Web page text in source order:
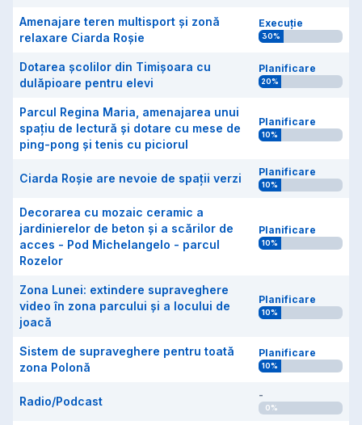
Amenajare teren multisport și zonă
relaxare Ciarda Roșie
Execuție
30%
Dotarea școlilor din Timișoara cu
dulăpioare pentru elevi
Planificare
20%
Parcul Regina Maria, amenajarea unui
spațiu de lectură și dotare cu mese de
ping-pong și tenis cu piciorul
Planificare
10%
Ciarda Roșie are nevoie de spații verzi Planificare
10%
Decorarea cu mozaic ceramic a
jardinierelor de beton și a scărilor de
acces - Pod Michelangelo - parcul
Rozelor
Planificare
10%
Zona Lunei: extindere supraveghere
video în zona parcului și a locului de
joacă
Planificare
10%
Sistem de supraveghere pentru toată
zona Polonă
Planificare
10%
Radio/Podcast -
0%